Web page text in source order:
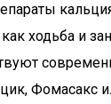
ходьба и
Фомасакс